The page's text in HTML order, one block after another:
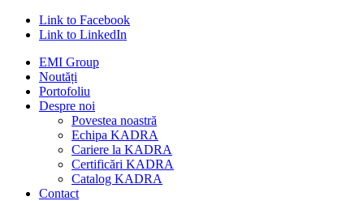
Link to Facebook
Link to LinkedIn
EMI Group
Noutăți
Portofoliu
Despre noi
Povestea noastră
Echipa KADRA
Cariere la KADRA
Certificări KADRA
Catalog KADRA
Contact